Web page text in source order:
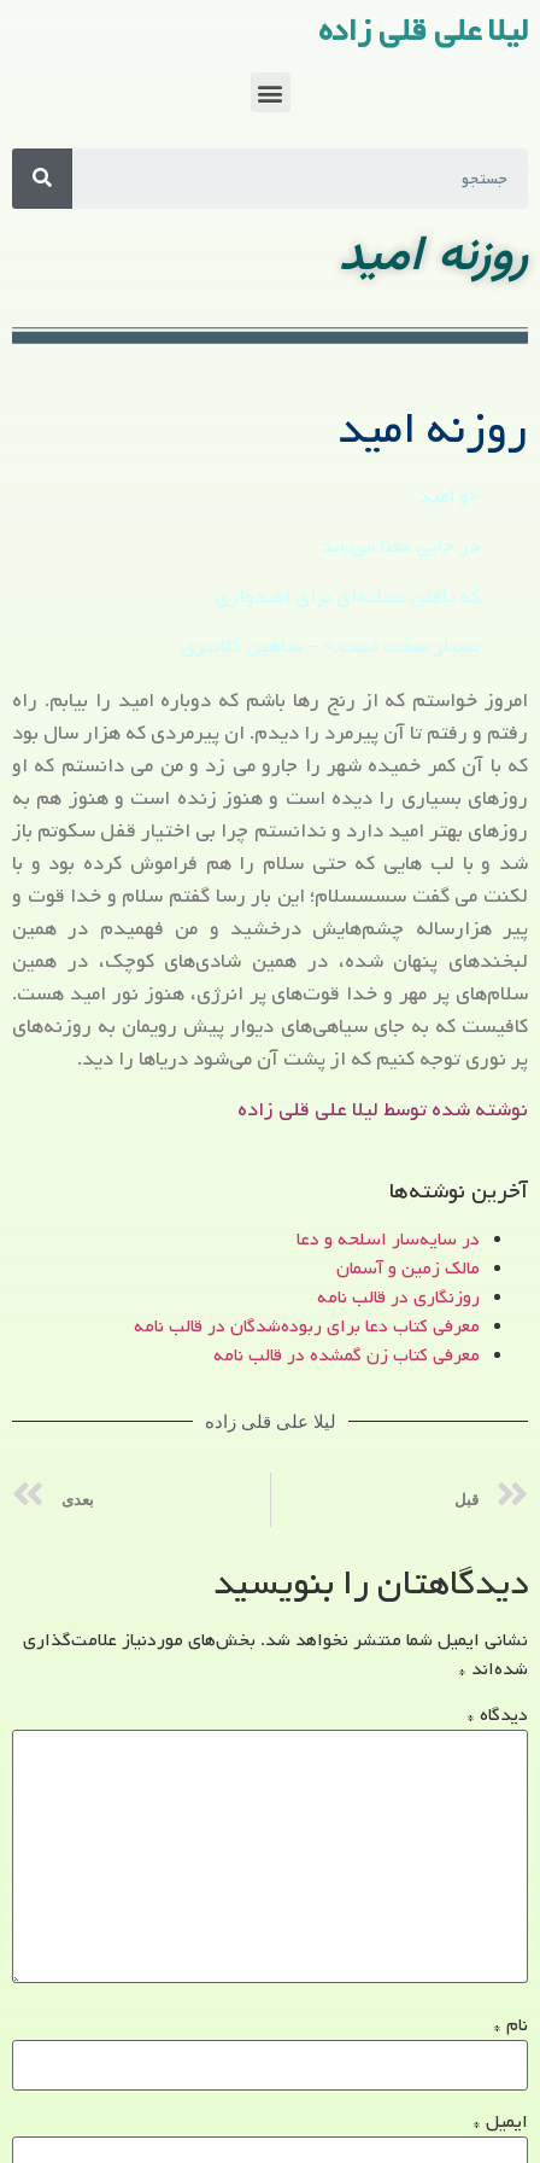
لیلا علی قلی زاده
روزنه امید
روزنه امید
«و امید
در جایی معنا می‌یابد
که یافتن نشانه‌ای برای امیدواری
بسیار سخت است.» – شاهین کلانتری
امروز خواستم که از رنج رها باشم که دوباره امید را بیابم. راه
رفتم و رفتم تا آن پیرمرد را دیدم. ان پیرمردی که هزار سال بود
که با آن کمر خمیده شهر را جارو می زد و من می دانستم که او
روزهای بسیاری را دیده است و هنوز زنده است و هنوز هم به
روزهای بهتر امید دارد و ندانستم چرا بی اختیار قفل سکوتم باز
شد و با لب هایی که حتی سلام را هم فراموش کرده بود و با
لکنت می گفت سسسسلام؛ این بار رسا گفتم سلام و خدا قوت و
پیر هزارساله چشم‌هایش درخشید و من فهمیدم در همین
لبخندهای پنهان شده، در همین شادی‌های کوچک، در همین
سلام‌های پر مهر و خدا قوت‌های پر انرژی، هنوز نور امید هست.
کافیست که به جای سیاهی‌های دیوار پیش رویمان به روزنه‌های
پر نوری توجه کنیم که از پشت آن می‌شود دریاها را دید.
نوشته شده توسط لیلا علی قلی زاده
آخرین نوشته‌ها
در سایه‌سار اسلحه و دعا
مالک زمین و آسمان
روزنگاری در قالب نامه
معرفی کتاب دعا برای ربوده‌شدگان در قالب نامه
معرفی کتاب زن‌ گمشده در قالب نامه
لیلا علی قلی زاده
قبل بعدی
دیدگاهتان را بنویسید
نشانی ایمیل شما منتشر نخواهد شد. بخش‌های موردنیاز علامت‌گذاری
شده‌اند *
دیدگاه *
نام *
ایمیل *